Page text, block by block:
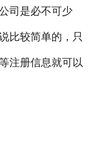
司是必不可少
比较简单的，只
注册信息就可以